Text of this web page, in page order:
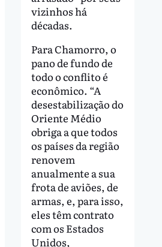
vizinhos há
décadas.
Para Chamorro, o
pano de fundo de
todo o conflito é
econômico. “A
desestabilização do
Oriente Médio
obriga a que todos
os países da região
renovem
anualmente a sua
frota de aviões, de
armas, e, para isso,
eles têm contrato
com os Estados
Unidos,